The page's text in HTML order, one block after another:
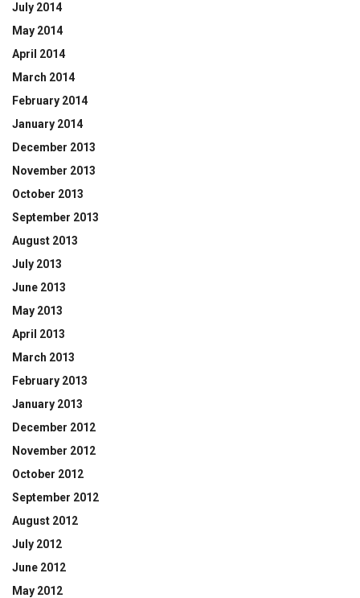
July 2014
May 2014
April 2014
March 2014
February 2014
January 2014
December 2013
November 2013
October 2013
September 2013
August 2013
July 2013
June 2013
May 2013
April 2013
March 2013
February 2013
January 2013
December 2012
November 2012
October 2012
September 2012
August 2012
July 2012
June 2012
May 2012